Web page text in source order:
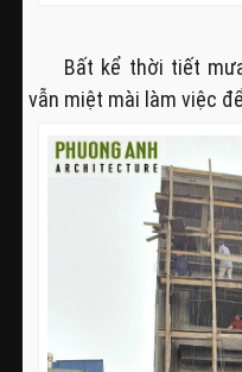
Bất kể thời tiết
vẫn miệt mài làm việc